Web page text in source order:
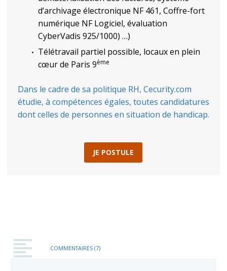
d’archivage électronique NF 461, Coffre-fort
numérique NF Logiciel, évaluation
CyberVadis 925/1000) …)
Télétravail partiel possible, locaux en plein
cœur de Paris 9ème
Dans le cadre de sa politique RH, Cecurity.com
étudie, à compétences égales, toutes candidatures
dont celles de personnes en situation de handicap.
JE POSTULE
COMMENTAIRES (7)